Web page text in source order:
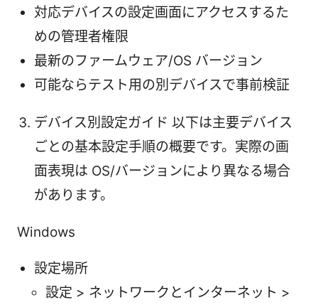
対応デバイスの設定画面にアクセスするた
めの管理者権限
最新のファームウェア/OS バージョン
可能ならテスト用の別デバイスで事前検証
デバイス別設定ガイド 以下は主要デバイス
ごとの基本設定手順の概要です。実際の画
面表現は OS/バージョンにより異なる場合
があります。
Windows
設定場所
設定 > ネットワークとインターネット >